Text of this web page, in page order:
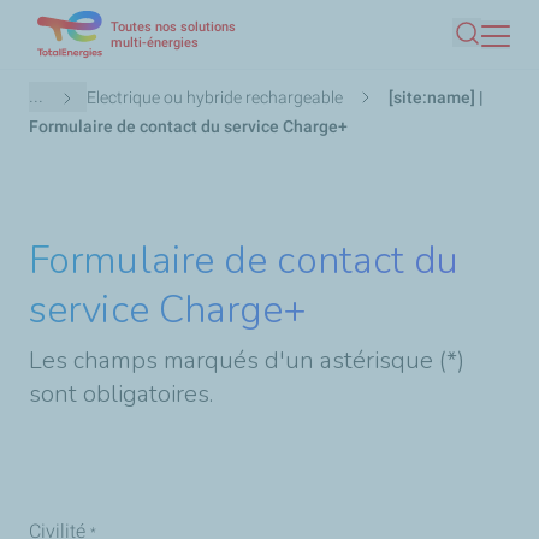
contenu
principal
Toutes nos solutions
multi-énergies
Fil
d'Ariane
... Electrique ou hybride rechargeable
[site:name] |
Formulaire de contact du service Charge+
Formulaire de contact du
service Charge+
Les champs marqués d'un astérisque (*)
sont obligatoires.
Contacter
Civilité *